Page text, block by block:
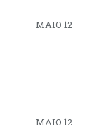
MAIO 12
MAIO 12